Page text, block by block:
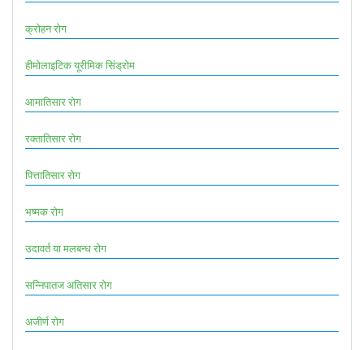
क्रोहन रोग
हीमोलाइटिक यूरीमिक सिंड्रोम
आमातिसार रोग
रक्तातिसार रोग
पित्तातिसार रोग
भष्मक रोग
उदावर्त या मलबन्ध रोग
सन्निपातज अतिसार रोग
अजीर्ण रोग